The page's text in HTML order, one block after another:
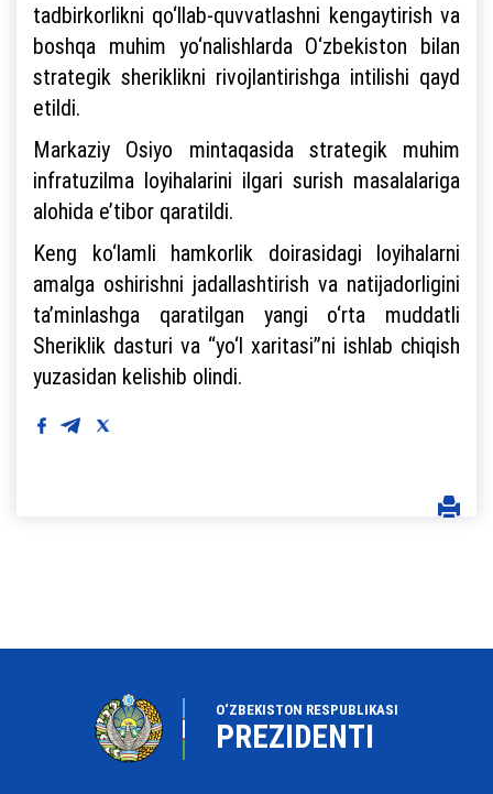
tadbirkorlikni qo‘llab-quvvatlashni kengaytirish va
boshqa muhim yo‘nalishlarda O‘zbekiston bilan
strategik sheriklikni rivojlantirishga intilishi qayd
etildi.
Markaziy Osiyo mintaqasida strategik muhim
infratuzilma loyihalarini ilgari surish masalalariga
alohida e’tibor qaratildi.
Keng ko‘lamli hamkorlik doirasidagi loyihalarni
amalga oshirishni jadallashtirish va natijadorligini
ta’minlashga qaratilgan yangi o‘rta muddatli
Sheriklik dasturi va “yo‘l xaritasi”ni ishlab chiqish
yuzasidan kelishib olindi.
O‘ZBEKISTON RESPUBLIKASI
PREZIDENTI